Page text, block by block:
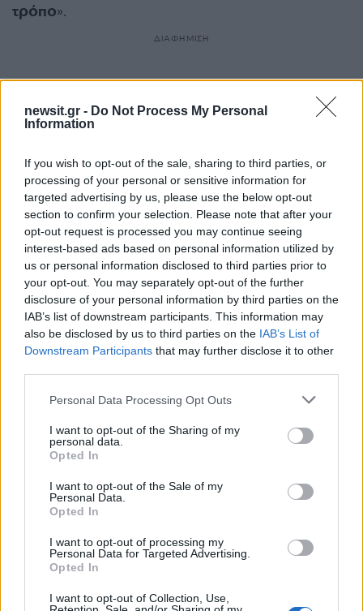
newsit.gr - Do Not Process My Personal
Information
If you wish to opt-out of the sale, sharing to third parties, or
processing of your personal or sensitive information for
targeted advertising by us, please use the below opt-out
section to confirm your selection. Please note that after your
opt-out request is processed you may continue seeing
interest-based ads based on personal information utilized by
us or personal information disclosed to third parties prior to
your opt-out. You may separately opt-out of the further
disclosure of your personal information by third parties on the
IAB’s list of downstream participants. This information may
also be disclosed by us to third parties on the IAB’s List of
Downstream Participants that may further disclose it to other
Please note that this website/app uses one or more Google
not limited to your visit or usage behaviour. You may click to
grant or deny consent to Google and its third-party tags to
use your data for below specified purposes in below Google
consent section.
Personal Data Processing Opt Outs
I want to opt-out of the Sharing of my
personal data.
Opted In
I want to opt-out of the Sale of my
Personal Data.
Opted In
I want to opt-out of processing my
Personal Data for Targeted Advertising.
Opted In
I want to opt-out of Collection, Use,
τρόπο».
ΔΙΑΦΗΜΙΣΗ
Σχόλια
Αν τα χάσατε
Ξύλο ανάμεσα σε
μετά από ψηφοφορία για
συνταγματική
μεταρρύθμιση
Ντονέτσκ: «Ο στρατός